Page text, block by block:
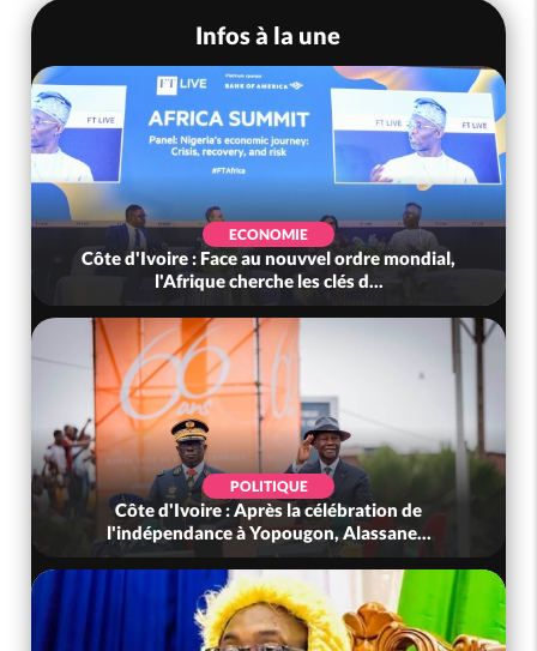
Infos à la une
ECONOMIE
Côte d'Ivoire : Face au nouvvel ordre mondial,
l'Afrique cherche les clés d...
POLITIQUE
Côte d'Ivoire : Après la célébration de
l'indépendance à Yopougon, Alassane...